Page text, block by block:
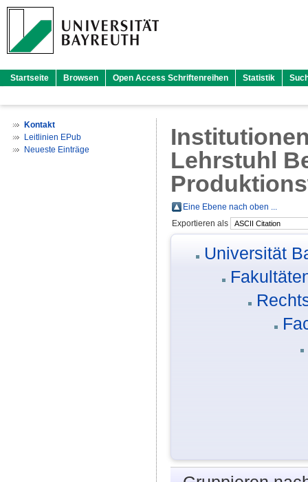
Startseite Browsen Open Access Schriftenreihen Statistik
Kontakt
Leitlinien EPub
Neueste Einträge
Lehrstuhl
Eine Ebene nach oben ...
Exportieren als
Universität